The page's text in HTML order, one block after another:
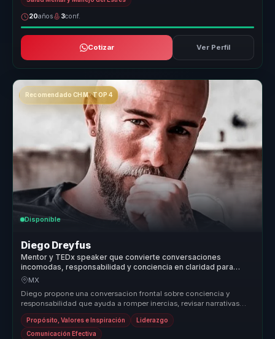
20años 3conf.
Cotizar Ver Perfil
Recomendado CHM · TOP 4
Disponible
Diego Dreyfus
Mentor y TEDx speaker que convierte conversaciones
incomodas, responsabilidad y conciencia en claridad para
lideres y equipos.
MX
Diego propone una conversacion frontal sobre conciencia y
responsabilidad que ayuda a romper inercias, revisar narrativas
personales y ab...
Propósito, Valores e Inspiración Liderazgo
Comunicación Efectiva